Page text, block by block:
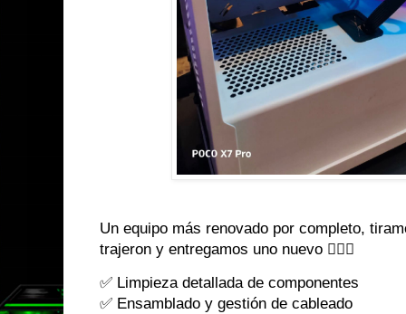
Un equipo más renovado por completo,
trajeron y entregamos uno nuevo 👌🏼😎
✅ Limpieza detallada de componentes
✅ Ensamblado y gestión de cableado